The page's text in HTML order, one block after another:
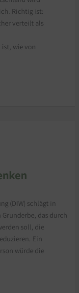
Richtig ist:
verteilt als
ist, wie von
(DIW) schlägt in
das durch
soll, die
Ein
würde die